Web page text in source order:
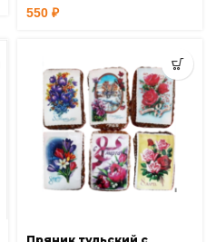
550 ₽